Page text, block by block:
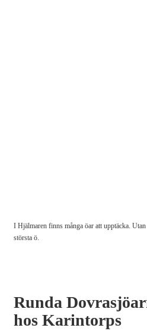
I Hjälmaren finns många öar att upptäcka.
största ö.
Runda
hos Karintorps